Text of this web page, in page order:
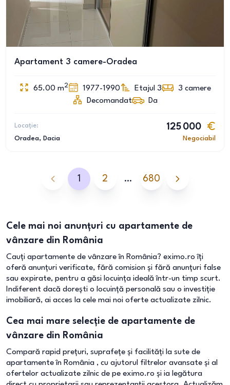
Apartament 3 camere-Oradea
65.00 m2 1977-1990 Etajul 3 3 camere
Decomandat
Da
Locație:
Oradea, Dacia
125 000
Negociabil
1 2 … 680
Cele mai noi anunțuri cu apartamente de
vânzare din România
Cauți apartamente de vânzare în România? eximo.ro îți
oferă anunțuri verificate, fără comision și fără anunțuri false
sau expirate, pentru a găsi locuința ideală într-un timp scurt.
Indiferent dacă dorești o locuință personală sau o investiție
imobiliară, ai acces la cele mai noi oferte actualizate zilnic.
Cea mai mare selecție de apartamente de
vânzare din România
Compară rapid prețuri, suprafețe și facilități la sute de
apartamente în România , cu ajutorul filtrelor avansate și al
ofertelor actualizate zilnic de pe eximo.ro și ia legătura